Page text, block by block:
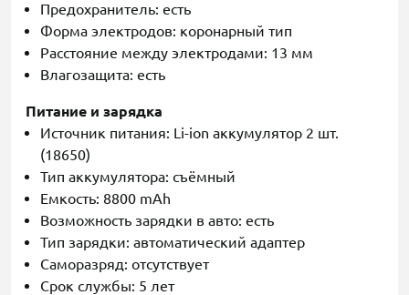
Предохранитель: есть
Форма электродов: коронарный тип
Расстояние между электродами: 13 мм
Влагозащита: есть
Питание и зарядка
Источник питания: Li-ion аккумулятор 2 шт.
(18650)
Тип аккумулятора: съёмный
Емкость: 8800 mAh
Возможность зарядки в авто: есть
Тип зарядки: автоматический адаптер
Саморазряд: отсутствует
Срок службы: 5 лет